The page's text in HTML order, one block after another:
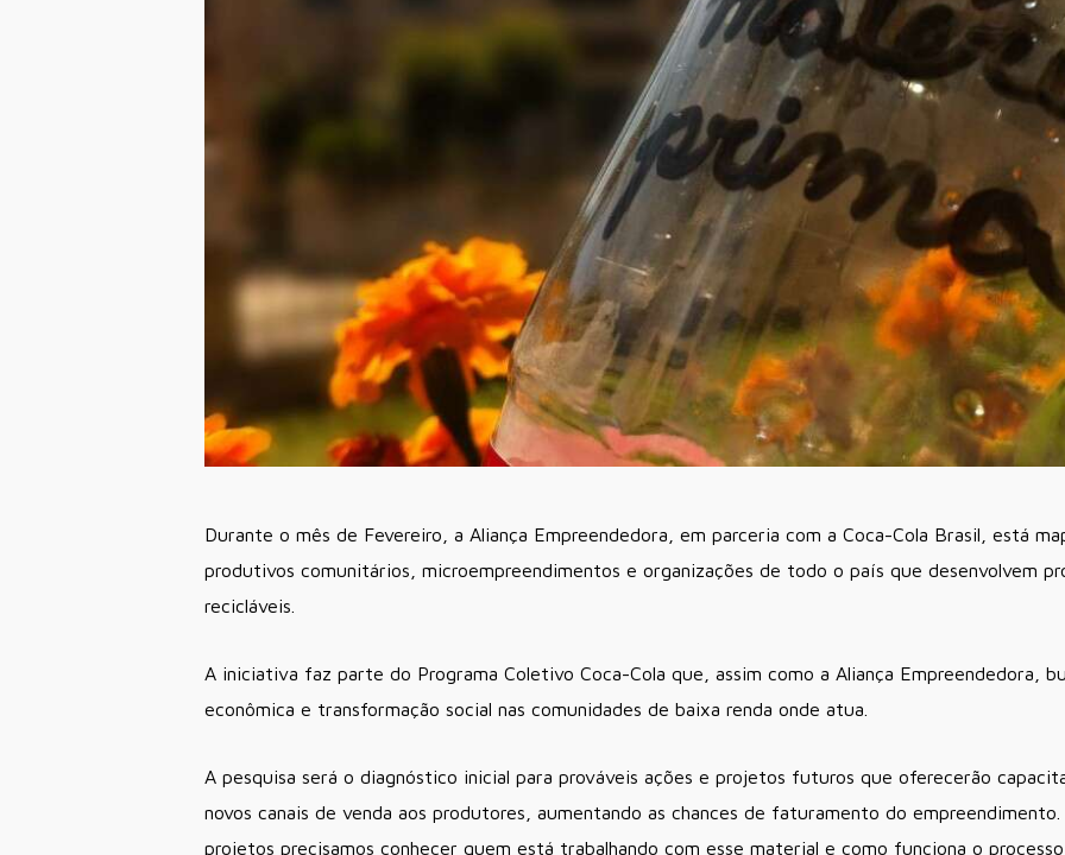
Durante o mês de Fevereiro, a Aliança Empreendedora, em parceria com a Coca-Cola Brasil, está
produtivos comunitários, microempreendimentos e organizações de todo o país que desenvolvem
recicláveis.
A iniciativa faz parte do Programa Coletivo Coca-Cola que, assim como a Aliança Empreendedora,
econômica e transformação social nas comunidades de baixa renda onde atua.
A pesquisa será o diagnóstico inicial para prováveis ações e projetos futuros que oferecerão
novos canais de venda aos produtores, aumentando as chances de faturamento do
projetos precisamos conhecer quem está trabalhando com esse material e como funciona o